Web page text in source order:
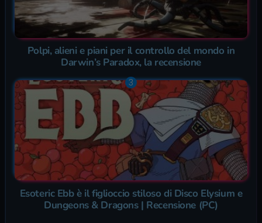
Polpi, alieni e piani per il controllo del mondo in
Darwin’s Paradox, la recensione
Esoteric Ebb è il figlioccio stiloso di Disco Elysium e
Dungeons & Dragons | Recensione (PC)